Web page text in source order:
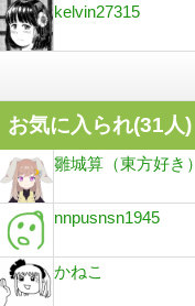
kelvin27315
お気に入られ(31人)
雛城算（東方好き）
nnpusnsn1945
かねこ